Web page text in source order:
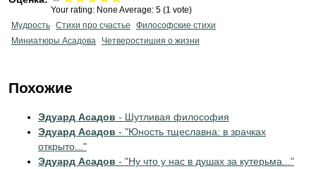
Your rating: None Average: 5 (1 vote)
Мудрость Стихи про счастье
Философские стихи
Миниатюры Асадова
Четверостишия о жизни
Похожие
Эдуард Асадов - Шутливая философия
Эдуард Асадов - "Юность тщеславна: в зрачках
открыто..."
Эдуард Асадов - "Ну что у нас в душах за кутерьма..."